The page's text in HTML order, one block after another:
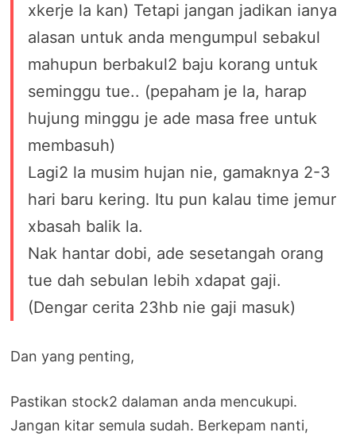
xkerje la kan) Tetapi jangan jadikan ianya
alasan untuk anda mengumpul sebakul
mahupun berbakul2 baju korang untuk
seminggu tue.. (pepaham je la, harap
hujung minggu je ade masa free untuk
membasuh)
Lagi2 la musim hujan nie, gamaknya 2-3
hari baru kering. Itu pun kalau time jemur
xbasah balik la.
Nak hantar dobi, ade sesetangah orang
tue dah sebulan lebih xdapat gaji.
(Dengar cerita 23hb nie gaji masuk)
Dan yang penting,
Pastikan stock2 dalaman anda mencukupi.
Jangan kitar semula sudah. Berkepam nanti,